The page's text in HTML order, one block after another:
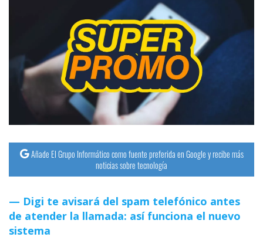
Añade El Grupo Informático como fuente preferida en Google y recibe más
noticias sobre tecnología
Digi te avisará del spam telefónico antes
de atender la llamada: así funciona el nuevo
sistema